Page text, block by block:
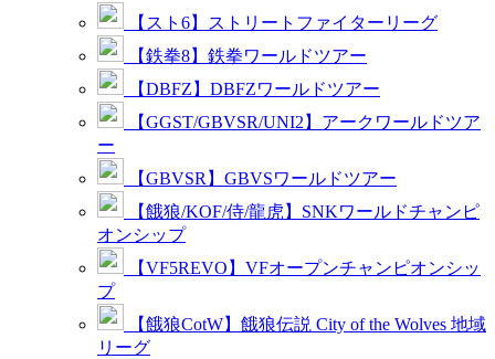
【スト6】ストリートファイターリーグ
【鉄拳8】鉄拳ワールドツアー
【DBFZ】DBFZワールドツアー
【GGST/GBVSR/UNI2】アークワールドツア
ー
【GBVSR】GBVSワールドツアー
【餓狼/KOF/侍/龍虎】SNKワールドチャンピ
オンシップ
【VF5REVO】VFオープンチャンピオンシッ
プ
【餓狼CotW】餓狼伝説 City of the Wolves 地域
リーグ